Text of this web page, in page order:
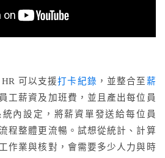
可以支援打卡紀錄 ，並整合至 薪
工薪資及加班費，並且產出每位員
內設定，將薪資單發送給每位員
程整體更流暢。試想從統計、計算
作業與核對，會需要多少人力與時